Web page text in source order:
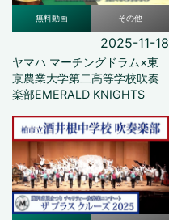
無料動画 その他
2025-11-18
ヤマハ マーチングドラム×東
京農業大学第二高等学校吹奏
楽部EMERALD KNIGHTS